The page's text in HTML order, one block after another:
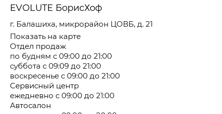
EVOLUTE БорисХоф
г. Балашиха, микрорайон ЦОВБ, д. 21
Показать на карте
Отдел продаж
по будням с 09:00 до 21:00
суббота с 09:09 до 21:00
воскресенье с 09:00 до 21:00
Сервисный центр
ежедневно с 09:00 до 21:00
Автосалон